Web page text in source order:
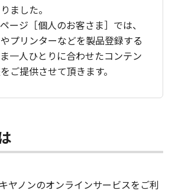
ました。
ージ［個人のお客さま］では、
プリンターなどを製品登録する
一人ひとりに合わせたコンテン
ご提供させて頂きます。
ヤノンのオンラインサービスをご利